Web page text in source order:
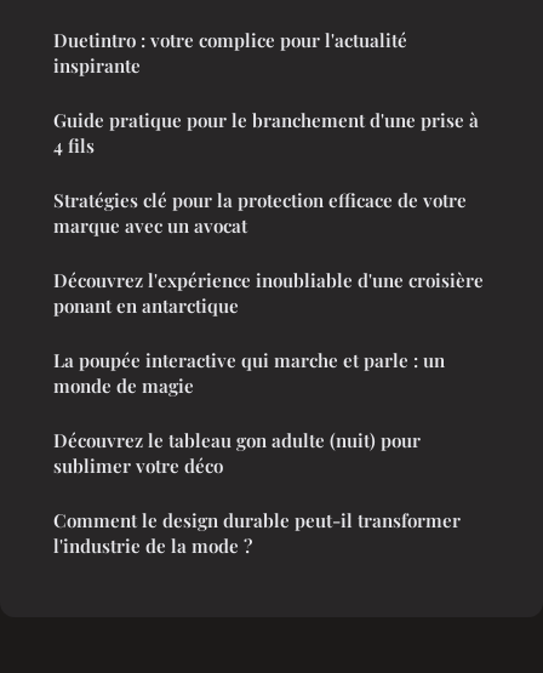
Duetintro : votre complice pour l'actualité
inspirante
Guide pratique pour le branchement d'une prise à
4 fils
Stratégies clé pour la protection efficace de votre
marque avec un avocat
Découvrez l'expérience inoubliable d'une croisière
ponant en antarctique
La poupée interactive qui marche et parle : un
monde de magie
Découvrez le tableau gon adulte (nuit) pour
sublimer votre déco
Comment le design durable peut-il transformer
l'industrie de la mode ?